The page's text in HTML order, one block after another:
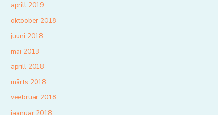
aprill 2019
oktoober 2018
juuni 2018
mai 2018
aprill 2018
märts 2018
veebruar 2018
jaanuar 2018